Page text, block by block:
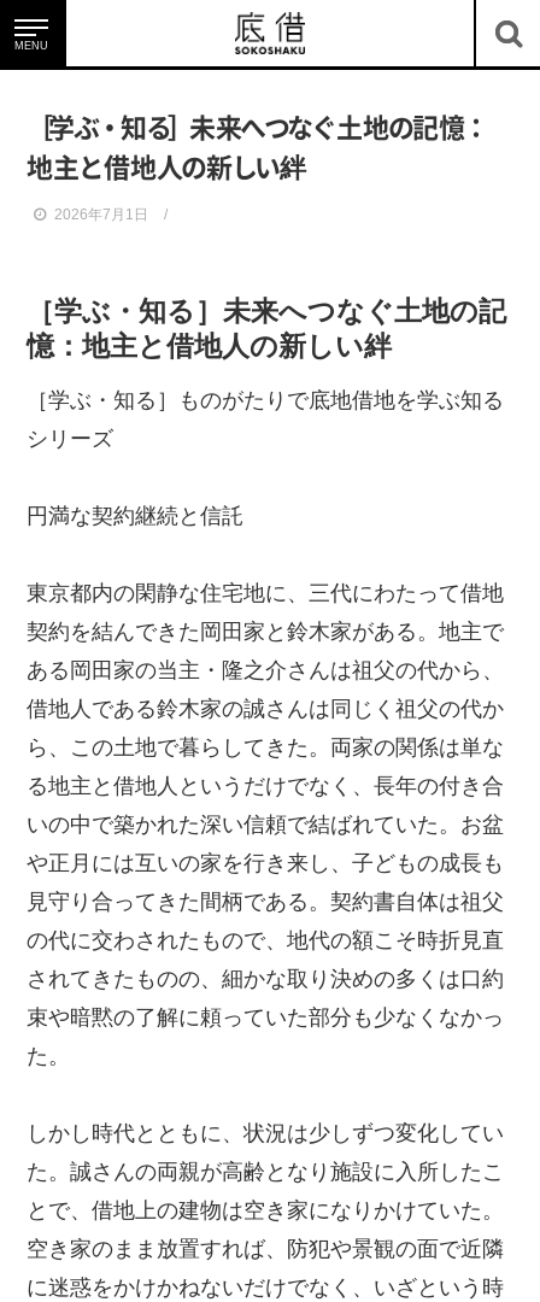
MENU
ニュース＆コラム
底地・借地問題 FAQ
用語集
私たちについて
学ぶ・ 知 る］ 未来へつなぐ土地の記憶：
地主と借地 人の新しい絆
2026年7月1日
［学ぶ・知る］未来へつなぐ土地の記
憶：地主と借地人の新しい絆
［学ぶ・知る］ものがたりで底地借地を学ぶ知る
シリーズ
円満な契約継続と信託
東京都内の閑静な住宅地に、三代にわたって借地
契約を結んできた岡田家と鈴木家がある。地主で
ある岡田家の当主・隆之介さんは祖父の代から、
借地人である鈴木家の誠さんは同じく祖父の代か
ら、この土地で暮らしてきた。両家の関係は単な
る地主と借地人というだけでなく、長年の付き合
いの中で築かれた深い信頼で結ばれていた。お盆
や正月には互いの家を行き来し、子どもの成長も
見守り合ってきた間柄である。契約書自体は祖父
の代に交わされたもので、地代の額こそ時折見直
されてきたものの、細かな取り決めの多くは口約
束や暗黙の了解に頼っていた部分も少なくなかっ
た。
しかし時代とともに、状況は少しずつ変化してい
た。誠さんの両親が高齢となり施設に入所したこ
とで、借地上の建物は空き家になりかけていた。
空き家のまま放置すれば、防犯や景観の面で近隣
に迷惑をかけかねないだけでなく、いざという時